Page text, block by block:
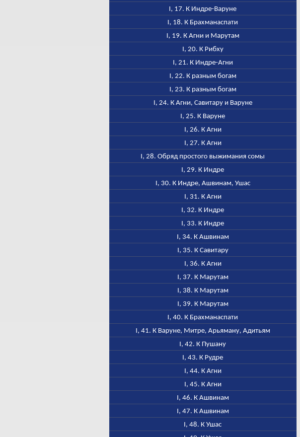
I, 17. К Индре-Варуне
I, 18. К Брахманаспати
I, 19. К Агни и Марутам
I, 20. К Рибху
I, 21. К Индре-Агни
I, 22. К разным богам
I, 23. К разным богам
I, 24. К Агни, Савитару и Варуне
I, 25. К Варуне
I, 26. К Агни
I, 27. К Агни
I, 28. Обряд простого выжимания сомы
I, 29. К Индре
I, 30. К Индре, Ашвинам, Ушас
I, 31. К Агни
I, 32. К Индре
I, 33. К Индре
I, 34. К Ашвинам
I, 35. К Савитару
I, 36. К Агни
I, 37. К Марутам
I, 38. К Марутам
I, 39. К Марутам
I, 40. К Брахманаспати
I, 41. К Варуне, Митре, Арьяману, Адитьям
I, 42. К Пушану
I, 43. К Рудре
I, 44. К Агни
I, 45. К Агни
I, 46. К Ашвинам
I, 47. К Ашвинам
I, 48. К Ушас